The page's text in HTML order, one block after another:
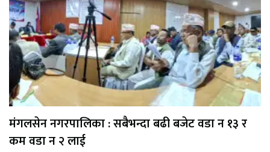
मंगलसेन नगरपालिका : सबैभन्दा बढी बजेट वडा न १३ र
कम वडा न २ लाई